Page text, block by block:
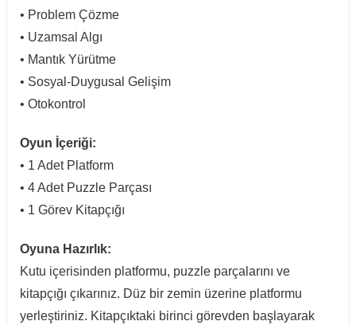
• Problem Çözme
• Uzamsal Algı
• Mantık Yürütme
• Sosyal-Duygusal Gelişim
• Otokontrol
Oyun İçeriği:
• 1 Adet Platform
• 4 Adet Puzzle Parçası
• 1 Görev Kitapçığı
Oyuna Hazırlık:
Kutu içerisinden platformu, puzzle parçalarını ve
kitapçığı çıkarınız. Düz bir zemin üzerine platformu
yerleştiriniz. Kitapçıktaki birinci görevden başlayarak